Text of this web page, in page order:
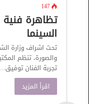
147
تظاهرة
السينما
تحت اشراف وزارة
والصورة، تنظم
تجربة الفنان توفيق…
اقرأ المزيد